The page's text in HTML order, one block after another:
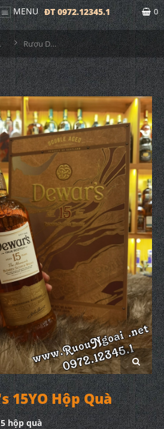
MENU ĐT 0972.12345.1 0
Rượu Dewar's 15YO Hộp Quà
15YO Hộp Quà
hộp quà